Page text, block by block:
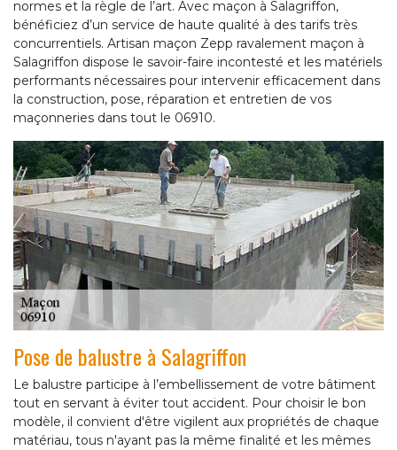
normes et la règle de l’art. Avec maçon à Salagriffon,
bénéficiez d’un service de haute qualité à des tarifs très
concurrentiels. Artisan maçon Zepp ravalement maçon à
Salagriffon dispose le savoir-faire incontesté et les matériels
performants nécessaires pour intervenir efficacement dans
la construction, pose, réparation et entretien de vos
maçonneries dans tout le 06910.
Pose de balustre à Salagriffon
Le balustre participe à l’embellissement de votre bâtiment
tout en servant à éviter tout accident. Pour choisir le bon
modèle, il convient d'être vigilent aux propriétés de chaque
matériau, tous n'ayant pas la même finalité et les mêmes